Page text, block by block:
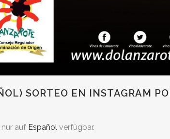
SORTEO EN INSTAGRAM
auf Español verfügbar.